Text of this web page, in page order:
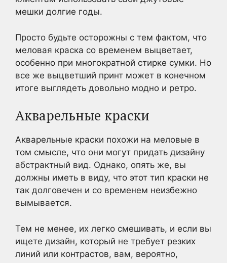
мешки долгие годы.
Просто будьте осторожны с тем фактом, что
меловая краска со временем выцветает,
особенно при многократной стирке сумки. Но
все же выцветший принт может в конечном
итоге выглядеть довольно модно и ретро.
Акварельные краски
Акварельные краски похожи на меловые в
том смысле, что они могут придать дизайну
абстрактный вид. Однако, опять же, вы
должны иметь в виду, что этот тип краски не
так долговечен и со временем неизбежно
вымывается.
Тем не менее, их легко смешивать, и если вы
ищете дизайн, который не требует резких
линий или контрастов, вам, вероятно,